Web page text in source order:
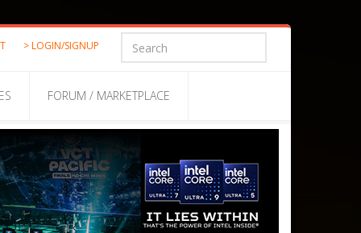
> LOGIN/SIGNUP
FORUM / MARKETPLACE